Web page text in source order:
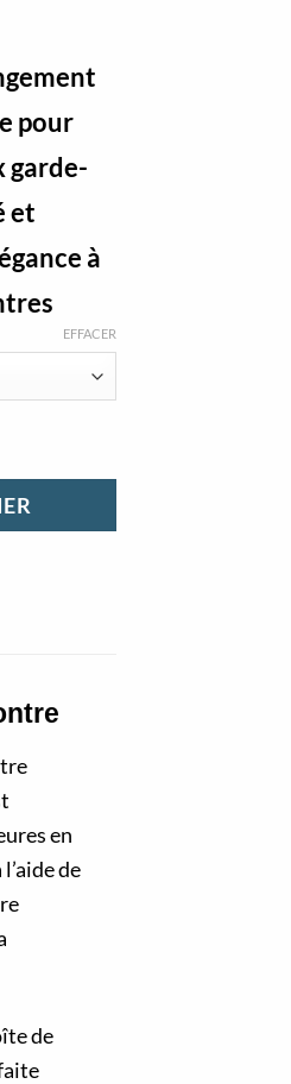
pour
garde-
et
à
EFFACER
en
de
de